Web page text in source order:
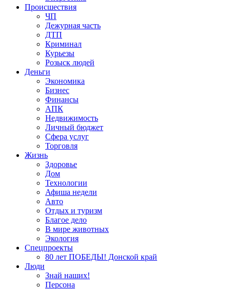
Происшествия
ЧП
Дежурная часть
ДТП
Криминал
Курьезы
Розыск людей
Деньги
Экономика
Бизнес
Финансы
АПК
Недвижимость
Личный бюджет
Сфера услуг
Торговля
Жизнь
Здоровье
Дом
Технологии
Афиша недели
Авто
Отдых и туризм
Благое дело
В мире животных
Экология
Спецпроекты
80 лет ПОБЕДЫ! Донской край
Люди
Знай наших!
Персона